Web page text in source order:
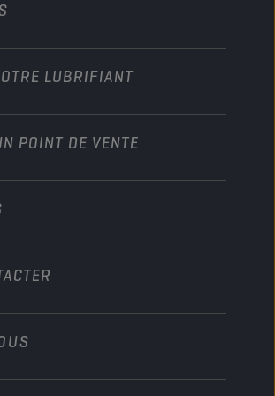
tout-terrain
les sports mécaniques
LUBRIFIANT
POINT DE VENTE
20